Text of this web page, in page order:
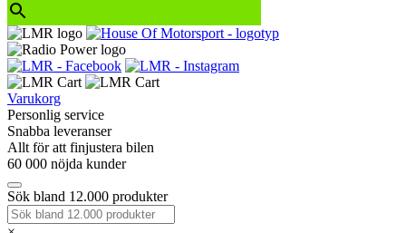
Varukorg
Personlig service
Snabba leveranser
Allt för att finjustera bilen
60 000 nöjda kunder
Sök bland 12.000 produkter